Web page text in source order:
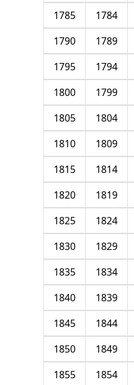
1784
1785
1789
1790
1794
1795
1799
1800
1804
1805
1809
1810
1814
1815
1819
1820
1824
1825
1829
1830
1834
1835
1839
1840
1844
1845
1849
1850
1854
1855